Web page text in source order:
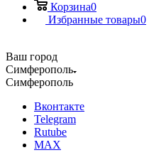
Корзина0
Избранные товары0
Ваш город
Симферополь
Симферополь
Вконтакте
Telegram
Rutube
MAX